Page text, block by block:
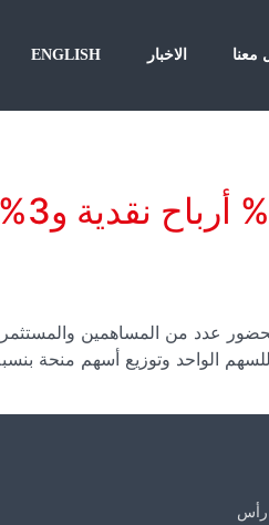
معنا الاخبار ENGLISH
عمومية
العادية وغير العادية لشركة العيد للأغذية اجتماعها في مقرها الرئيسي يوم الأثنين،الموافق 12 مايو، بحضور عدد
وصل رأس